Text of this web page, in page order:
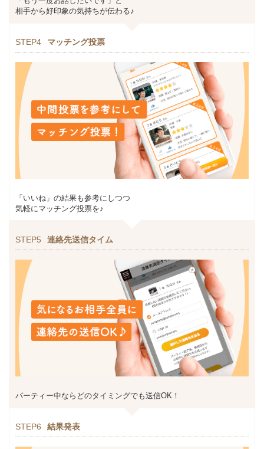
相手から好印象の気持ちが伝わる♪
STEP4 マッチング投票
「いいね」の結果も参考にしつつ
気軽にマッチング投票を♪
STEP5 連絡先送信タイム
パーティー中ならどのタイミングでも送信OK！
STEP6 結果発表